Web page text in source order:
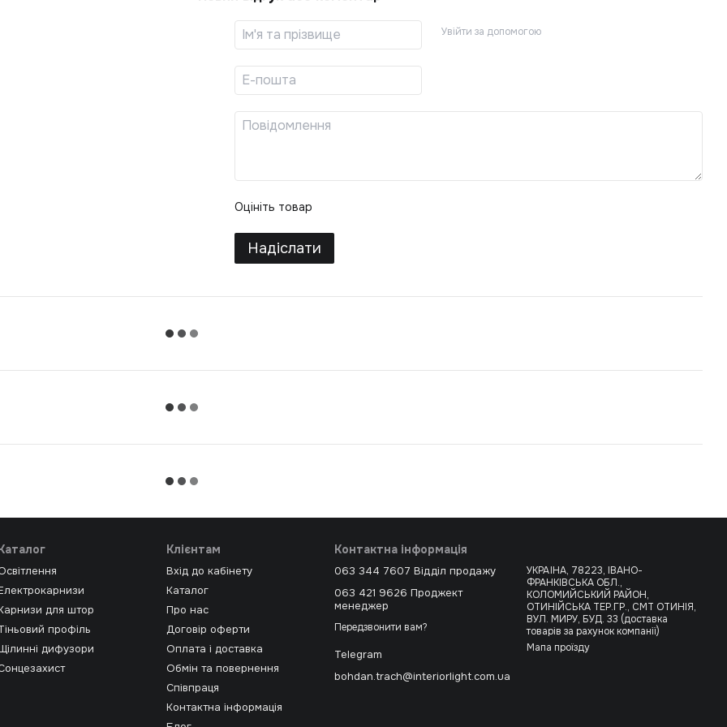
Увійти за допомогою
Оцініть товар
Надіслати
для штор
профіль
дифузори
Клієнтам
Вхід до кабінету
Каталог
Про нас
Договір оферти
Оплата і доставка
Обмін та повернення
Співпраця
Контактна інформація
Контактна інформація
063 344 7607 Відділ продажу
063 421 9626 Проджект
менеджер
Передзвонити вам?
Telegram
bohdan.trach@interiorlight.com.ua
УКРАЇНА, 78223, ІВАНО-
ФРАНКІВСЬКА ОБЛ.,
КОЛОМИЙСЬКИЙ РАЙОН,
ОТИНІЙСЬКА ТЕР.ГР., СМТ ОТИНІЯ,
ВУЛ. МИРУ, БУД. 33 (доставка
товарів за рахунок компанії)
Мапа проїзду